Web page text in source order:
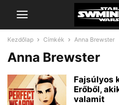
Kezdőlap Címkék Anna Brewster
Anna Brewster
Fajsúlyos
Erőből,
valamit